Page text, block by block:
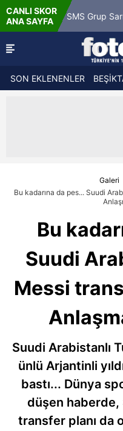
CANLI SKOR
ANA SAYFA
SMS Grup Sarıyerspor
SON EKLENENLER
Galeri
Bu kadarına da pes... Suudi
Bu
Suudi
Messi
Suudi Arabistanlı
ünlü Arjantinli
bastı... Dünya
düşen haberde,
transfer planı da